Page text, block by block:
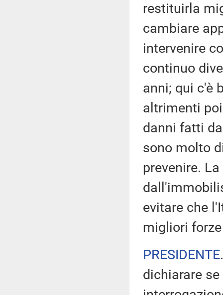
restituirla
cambiare
intervenire
continuo
anni; qui c'è
altrimenti
danni fatti
sono molto
prevenire.
evitare che
migliori
PRESIDENTE
dichiarare